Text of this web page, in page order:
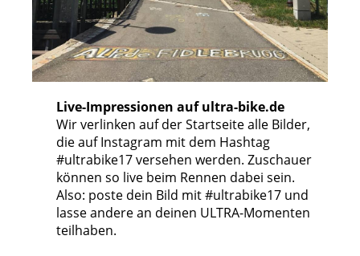
Live-Impressionen auf ultra-bike.de
Wir verlinken auf der Startseite alle Bilder,
die auf Instagram mit dem Hashtag
#ultrabike17 versehen werden. Zuschauer
können so live beim Rennen dabei sein.
Also: poste dein Bild mit #ultrabike17 und
lasse andere an deinen ULTRA-Momenten
teilhaben.